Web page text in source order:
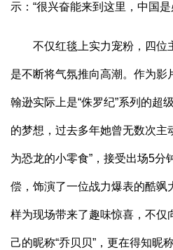
示：“很兴奋能来到这里，中国
不仅红毯上实力宠粉，四位
是不断将气氛推向高潮。作为影
翰逊实际上是“侏罗纪”系列的超
的梦想，过去多年她曾无数次主
为恐龙的小零食”，接受出场5分
偿，饰演了一位战力爆表的酷飒
样为现场带来了趣味惊喜，不仅
己的昵称“乔贝贝”，更在得知昵